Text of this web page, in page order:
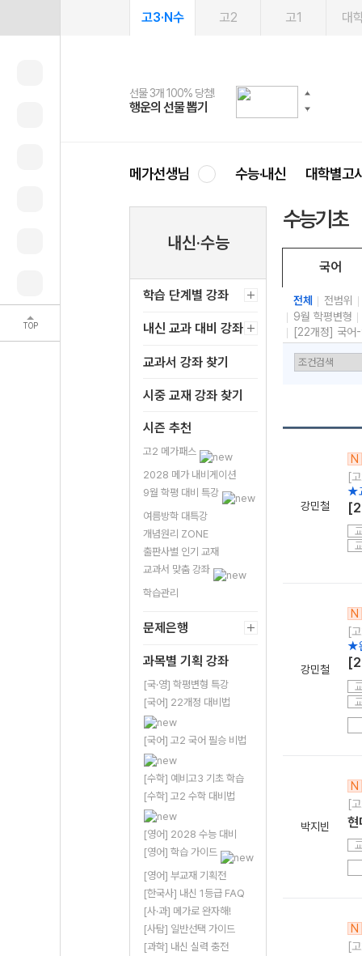
TOP
고3·N수 고2 고1 대
선물 3개 100% 당첨!
행운의 선물 뽑기
선물 100% 증정!
메가스터디 X 올리브
여름방학 스터디 캐시백
메가런 썸머스쿨
2027 러셀 단과
강사 공개선발
스마트러닝앱
설문 EVENT
메가패스
3일 무료 체험권
메가패스 수강생 무료혜택!
메가클럽 멤버십
사회공헌 캠페인
희망이룸 메가나눔
메가선생님 수능·내신 대학별고
내신·수능
학습 단계별 강좌
내신 교과 대비 강좌
교과서 강좌 찾기
시중 교재 강좌 찾기
시즌 추천
고2 메가패스
2028 메가 내비게이션
9월 학평 대비 특강
여름방학 대특강
개념원리 ZONE
출판사별 인기 교재
교과서 맞춤 강좌
학습관리
문제은행
과목별 기획 강좌
[국·영] 학평변형 특강
[국어] 22개정 대비법
[국어] 고2 국어 필승 비법
[수학] 예비고3 기초 학습
[수학] 고2 수학 대비법
[영어] 2028 수능 대비
[영어] 학습 가이드
[영어] 부교재 기획전
[한국사] 내신 1등급 FAQ
[사·과] 메가로 완자해!
[사탐] 일반선택 가이드
[과학] 내신 실력 충전
수능기초
국어
전체
전범위
9월 학평변형
[22개정] 국어
강민철
N
[
★
강민철
N
[
★
박지빈
N
[
현
N
[